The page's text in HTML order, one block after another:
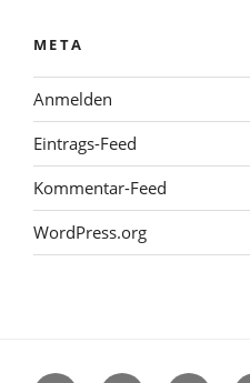
META
Anmelden
Eintrags-Feed
Kommentar-Feed
WordPress.org